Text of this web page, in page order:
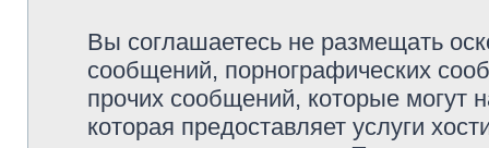
Вы соглашаетесь не размещать
сообщений, порнографических
прочих сообщений, которые могут
которая предоставляет услуги